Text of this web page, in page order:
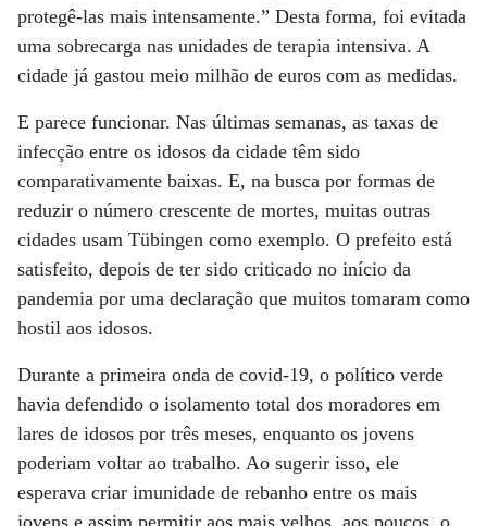
protegê-las mais intensamente.” Desta forma, foi evitada
uma sobrecarga nas unidades de terapia intensiva. A
cidade já gastou meio milhão de euros com as medidas.
E parece funcionar. Nas últimas semanas, as taxas de
infecção entre os idosos da cidade têm sido
comparativamente baixas. E, na busca por formas de
reduzir o número crescente de mortes, muitas outras
cidades usam Tübingen como exemplo. O prefeito está
satisfeito, depois de ter sido criticado no início da
pandemia por uma declaração que muitos tomaram como
hostil aos idosos.
Durante a primeira onda de covid-19, o político verde
havia defendido o isolamento total dos moradores em
lares de idosos por três meses, enquanto os jovens
poderiam voltar ao trabalho. Ao sugerir isso, ele
esperava criar imunidade de rebanho entre os mais
jovens e assim permitir aos mais velhos, aos poucos, o